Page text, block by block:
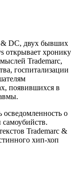
& DC, двух бывших
открывает хронику
Trademarс,
госпитализации
появившихся в
осведомленность о
Trademarc &
хип-хоп